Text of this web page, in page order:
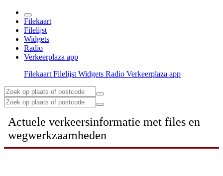
Filekaart
Filelijst
Widgets
Radio
Verkeerplaza app
Filekaart Filelijst Widgets Radio Verkeerplaza app
Actuele verkeersinformatie met files en
wegwerkzaamheden